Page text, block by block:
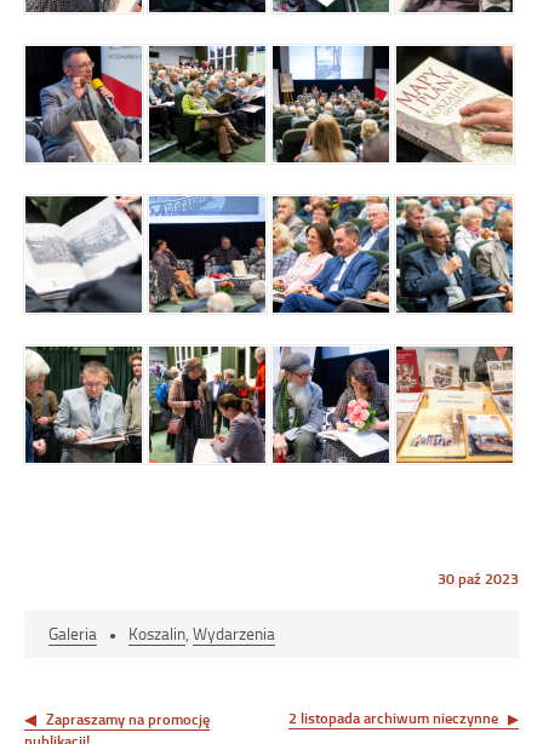
Opublikowano
30 paź 2023
Format
Galeria Koszalin Wydarzenia
wpisu
Zapraszamy na promocję
2 listopada archiwum nieczynne